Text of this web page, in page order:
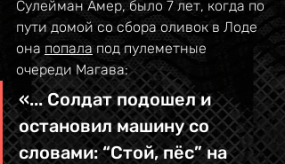
Сулейман Амер, было 7 лет, когда по
пути домой со сбора оливок в Лоде
она попала под пулеметные
очереди Магава:
«... Cолдат подошел и
остановил машину со
словами: “Стой, пёс” на